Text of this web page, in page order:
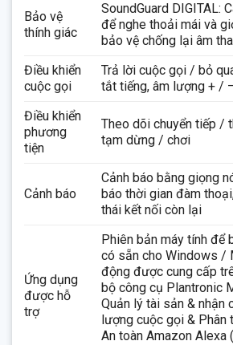
Bảo vệ
thính giác
SoundGuard DIGITAL:
để nghe thoải mái và
bảo vệ chống lại âm
Điều khiển
cuộc gọi
Trả lời cuộc gọi / bỏ
tắt tiếng, âm lượng + /
Điều khiển
phương
tiện
Theo dõi chuyển tiếp /
tạm dừng / chơi
Cảnh báo
Cảnh báo bằng giọng
báo thời gian đàm
thái kết nối còn lại
Ứng dụng
được hỗ
trợ
Phiên bản máy tính để
có sẵn cho Windows /
động được cung cấp
bộ công cụ Plantronic
Quản lý tài sản & nhận
lượng cuộc gọi & Phân
An toàn Amazon Alexa